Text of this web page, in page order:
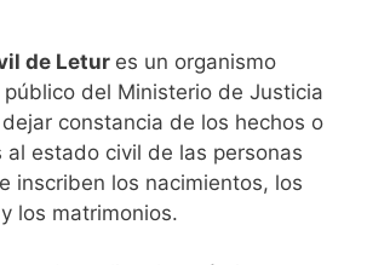
de Letur es un organismo
del Ministerio de Justicia
constancia de los hechos o
al estado civil de las personas
inscriben los nacimientos, los
los matrimonios.